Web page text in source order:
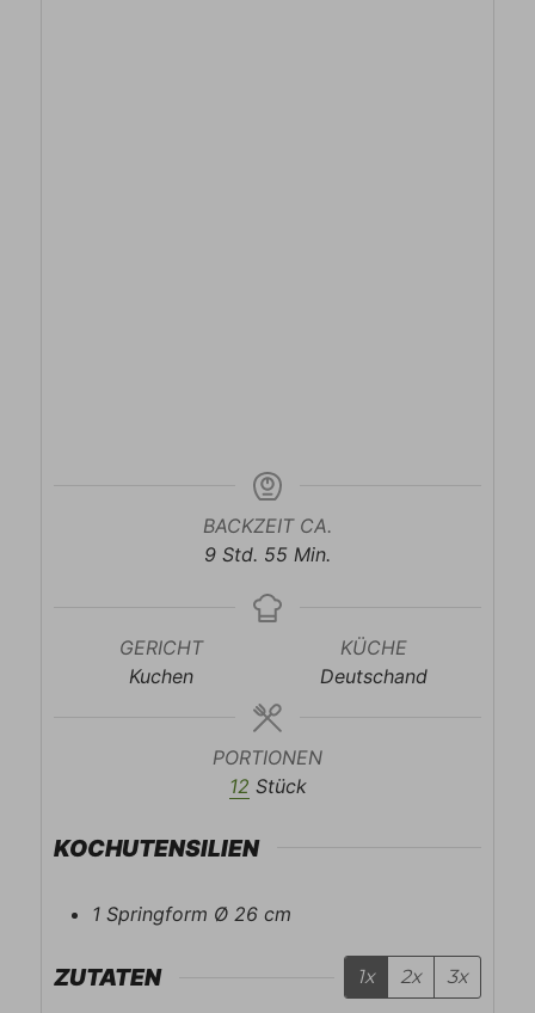
BACKZEIT CA.
9Stunden
Std. 55Minuten
Min.
GERICHT
Kuchen
KÜCHE
Deutschand
PORTIONEN
12 Stück
KOCHUTENSILIEN
1 Springform Ø 26 cm
ZUTATEN 1x 2x 3x